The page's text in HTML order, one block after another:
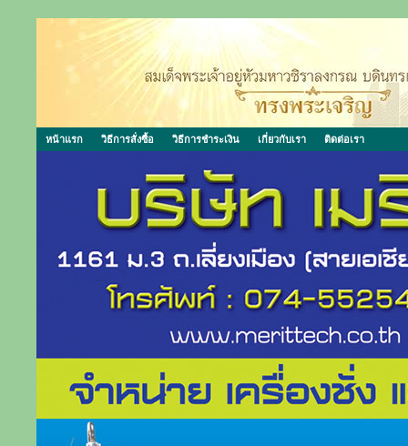
หน้าแรก วิธีการสั่งซื้อ วิธีการชำระเงิน เกี่ยวกับเรา ติดต่อเรา